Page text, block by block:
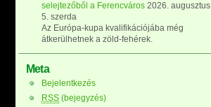
selejtezőből a Ferencváros 2026. augusztus
5. szerda
Az Európa-kupa kvalifikációjába még
átkerülhetnek a zöld-fehérek.
Meta
Bejelentkezés
RSS (bejegyzés)